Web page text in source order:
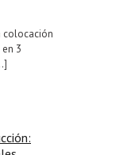
colocación
3